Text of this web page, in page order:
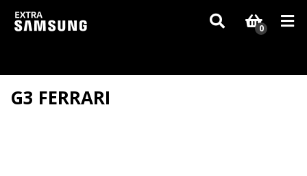
Vzhledem k aktuální situaci se může dodání dílů, které nejsou skladem,
zpozdit. Děkujeme za pochopení.
0
G3 FERRARI